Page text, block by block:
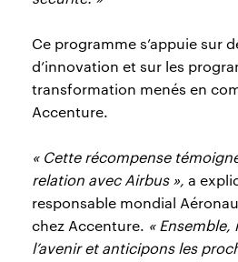
Ce programme s’appuie sur
d’innovation et sur les
transformation menés en
Accenture.
« Cette récompense
relation avec Airbus », a
responsable mondial
chez Accenture. «
l’avenir et anticipons les